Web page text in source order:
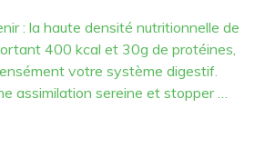
: la haute densité nutritionnelle de
400 kcal et 30g de protéines,
votre système digestif.
assimilation sereine et stopper …